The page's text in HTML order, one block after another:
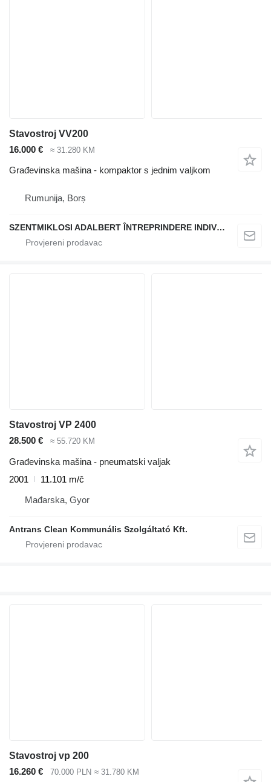
Stavostroj VV200
16.000 €
≈ 31.280 KM
Građevinska mašina - kompaktor s jednim valjkom
Rumunija, Borș
SZENTMIKLOSI ADALBERT ÎNTREPRINDERE INDIVIDUALĂ
Stavostroj VP 2400
28.500 €
≈ 55.720 KM
Građevinska mašina - pneumatski valjak
2001
11.101 m/č
Mađarska, Gyor
Antrans Clean Kommunális Szolgáltató Kft.
Stavostroj vp 200
16.260 €
70.000 PLN ≈ 31.780 KM